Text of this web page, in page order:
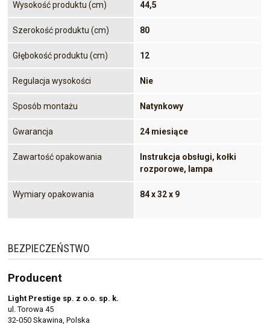
Wysokość produktu (cm) 44,5
Szerokość produktu (cm) 80
Głębokość produktu (cm) 12
Regulacja wysokości Nie
Sposób montażu Natynkowy
Gwarancja 24 miesiące
Zawartość opakowania
Instrukcja obsługi, kołki
rozporowe, lampa
Wymiary opakowania 84 x 32 x 9
BEZPIECZEŃSTWO
Producent
Light Prestige sp. z o.o. sp. k.
ul. Torowa 45
32-050 Skawina, Polska